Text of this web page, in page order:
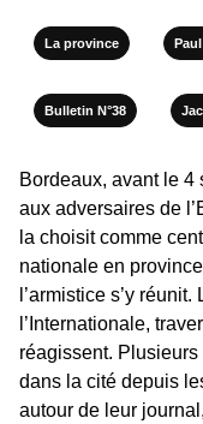
La province
Bulletin N°38
Bordeaux, avant le
aux adversaires de
la choisit comme
nationale en
l’armistice s’y
l’Internationale,
réagissent.
dans la cité depuis
autour de leur journal,